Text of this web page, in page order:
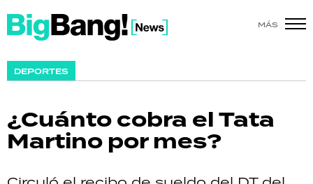
MÁS
DEPORTES
¿Cuánto cobra el Tata
Martino por mes?
SHOW
ACTUALIDAD